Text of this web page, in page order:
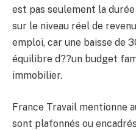
est pas seulement la
sur le niveau réel de
emploi, car une baisse de
équilibre d??un budget
immobilier.
France Travail mentionne
sont plafonnés ou